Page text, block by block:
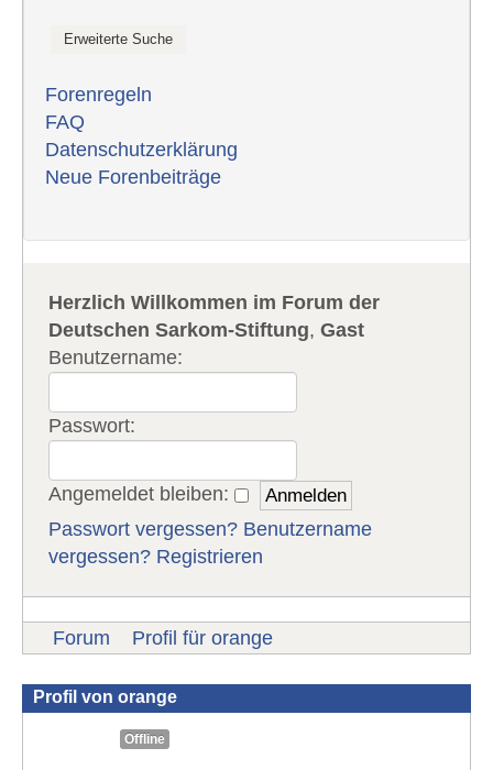
Forenregeln
FAQ
Datenschutzerklärung
Neue Forenbeiträge
Herzlich Willkommen im Forum der
Deutschen Sarkom-Stiftung,Gast
Benutzername:
Passwort:
Angemeldet bleiben:
Passwort vergessen? Benutzername
vergessen? Registrieren
Forum Profil für orange
Profil von orange
Offline